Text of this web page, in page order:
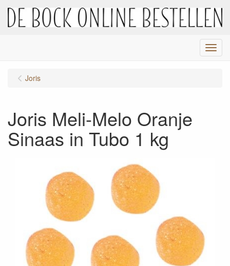
Menu
Joris
Joris Meli-Melo Oranje
Sinaas in Tubo 1 kg